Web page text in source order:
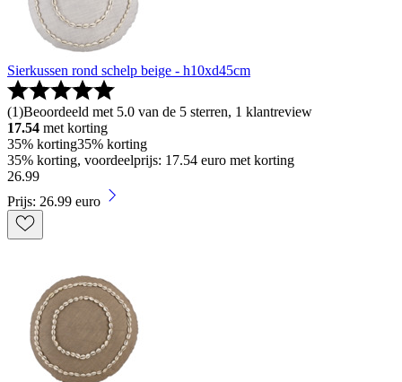
Sierkussen rond schelp beige - h10xd45cm
(1)Beoordeeld met 5.0 van de 5 sterren, 1 klantreview
17.54 met korting
35% korting35% korting
35% korting, voordeelprijs: 17.54 euro met korting
26.99
Prijs: 26.99 euro